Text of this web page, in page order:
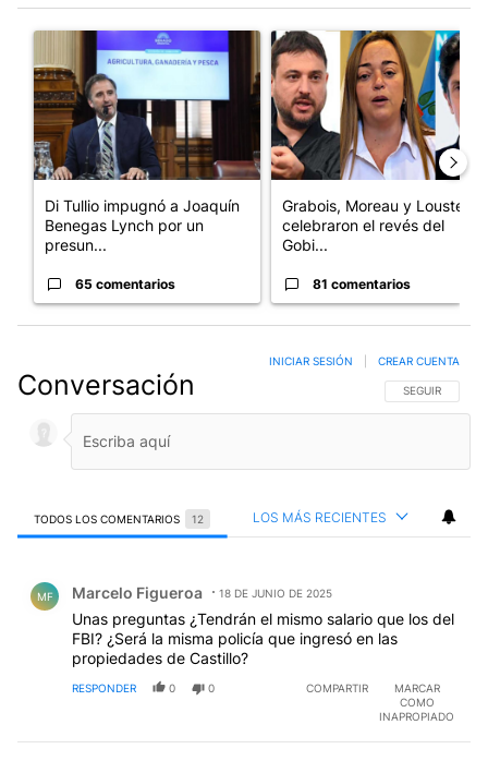
Un artículo de tendencia con el título "Di Tullio impugnó a
Di Tullio impugnó a Joaquín
Benegas Lynch por un
presun...
65 comentarios
Un artículo de tendencia con
Grabois, Moreau y Lousteau
celebraron el revés del
Gobi...
81 comentarios
Conversación SIGA ESTA
SEGUIR
INICIAR SESIÓN CREAR CUENTA
TODOS LOS COMENTARIOS 12 LOS MÁS RECIENTES
MF Marcelo Figueroa 18 DE JUNIO DE 2025
Unas preguntas ¿Tendrán el mismo salario que los del
FBI? ¿Será la misma policía que ingresó en las
propiedades de Castillo?
RESPONDER 0 0 COMPARTIR
MARCAR
COMO
INAPROPIADO